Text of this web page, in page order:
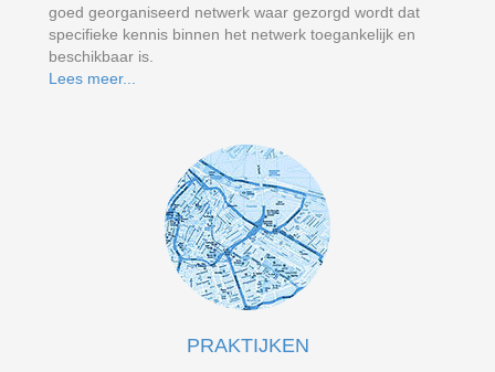
goed georganiseerd netwerk waar gezorgd wordt dat
specifieke kennis binnen het netwerk toegankelijk en
beschikbaar is.
Lees meer...
PRAKTIJKEN